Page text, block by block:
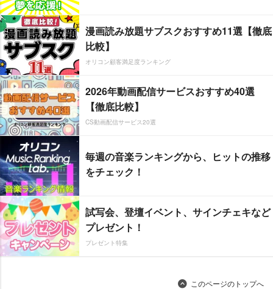
漫画読み放題サブスクおすすめ11選【徹底
比較】
オリコン顧客満足度ランキング
2026年動画配信サービスおすすめ40選
【徹底比較】
CS動画配信サービス20選
毎週の音楽ランキングから、ヒットの推移
をチェック！
試写会、登壇イベント、サインチェキなど
プレゼント！
プレゼント特集
このページのトップへ